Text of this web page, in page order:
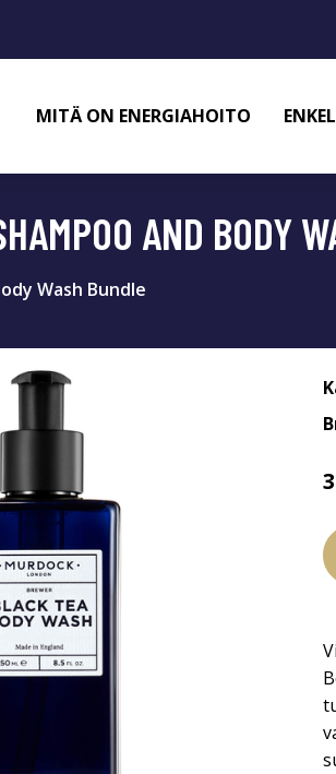
MITÄ ON ENERGIAHOITO
AND BODY
Wash Bundle